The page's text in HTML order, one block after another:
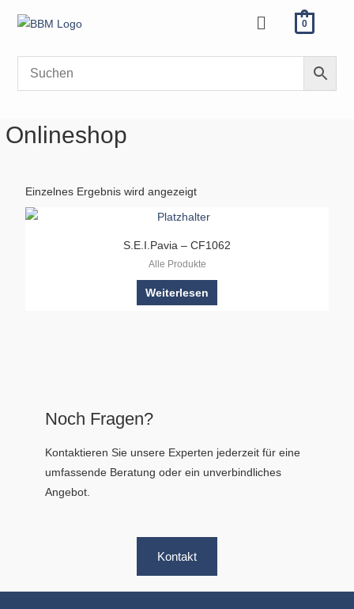
Inhalt
Menü 0
Onlineshop
Einzelnes Ergebnis wird angezeigt
S.E.I.Pavia – CF1062
Alle Produkte
Weiterlesen
Noch Fragen?
Kontaktieren Sie unsere Experten jederzeit für eine
umfassende Beratung oder ein unverbindliches
Angebot.
Kontakt